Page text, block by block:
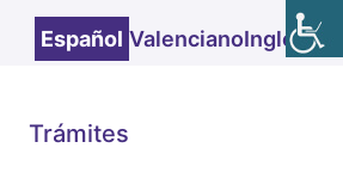
Español ValencianoInglés
Trámites